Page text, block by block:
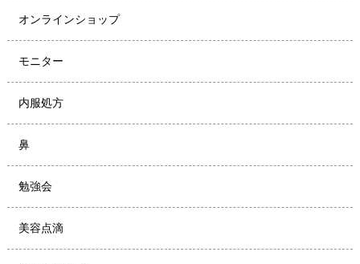
オンラインショップ
モニター
内服処方
鼻
勉強会
美容点滴